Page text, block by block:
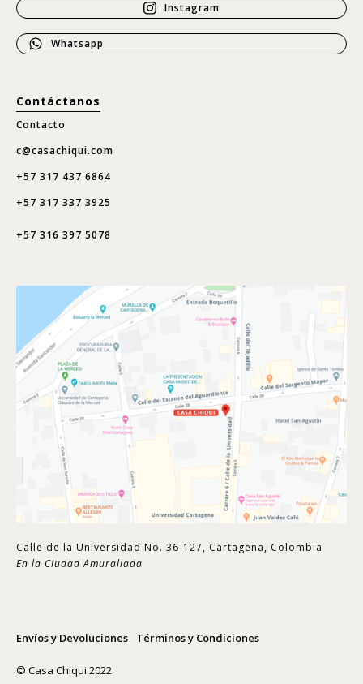
Instagram
Whatsapp
Contáctanos
Contacto
c@casachiqui.com
+57 317 437 6864
+57 317 337 3925
+57 316 397 5078
Calle de la Universidad No. 36-127, Cartagena, Colombia
En la Ciudad Amurallada
Envíos y Devoluciones Términos y Condiciones
© Casa Chiqui 2022